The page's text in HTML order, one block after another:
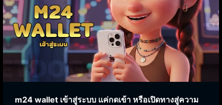
m24 wallet เข้าสู่ระบบ แค่กดเข้า หรือเปิดทางสู่ความ